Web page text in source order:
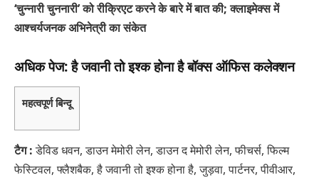
‘चुन्नारी चुननारी’ को रीक्रिएट करने के बारे में बात की; क्लाइमेक्स में
आश्चर्यजनक अभिनेत्री का संकेत
अधिक पेज: है जवानी तो इश्क होना है बॉक्स ऑफिस कलेक्शन
महत्वपूर्ण बिन्दू
टैग :डेविड धवन, डाउन मेमोरी लेन, डाउन द मेमोरी लेन, फीचर्स, फिल्म
फेस्टिवल, फ्लैशबैक, है जवानी तो इश्क होना है, जुड़वा, पार्टनर, पीवीआर,